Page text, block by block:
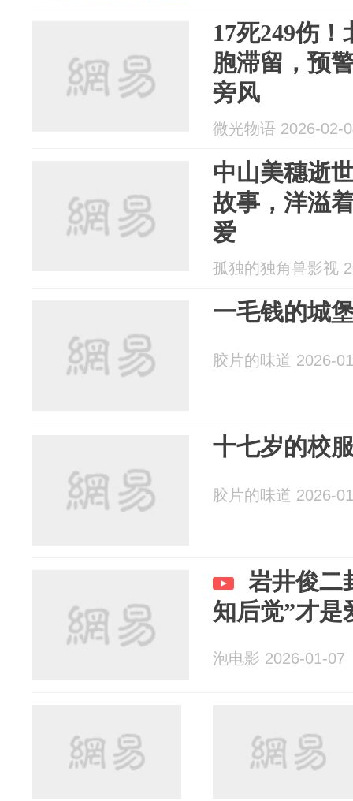
17死249伤
胞滞留，预
旁风
微光物语 2026-02-
中山美穗逝
故事，洋溢
爱
孤独的独角兽影视
一毛钱的城
胶片的味道 2026-
十七岁的校
胶片的味道 2026-
岩井俊二
知后觉”才是
泡电影 2026-01-07